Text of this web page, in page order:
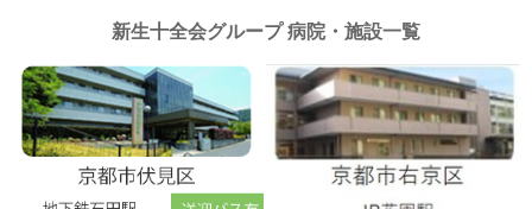
新生十全会グループ 病院・施設一覧